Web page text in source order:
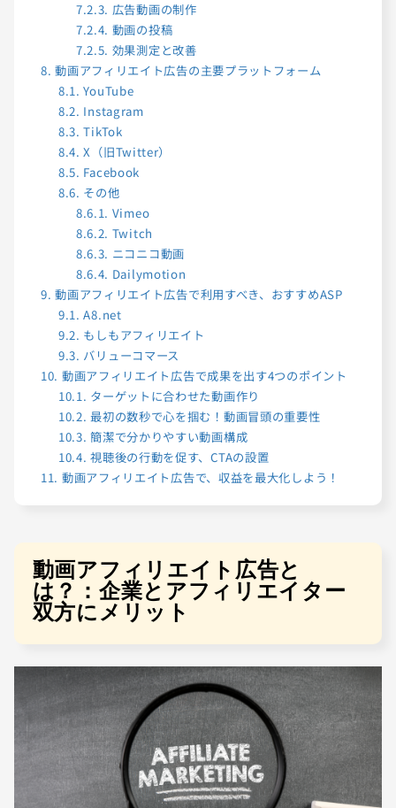
7.2.3. 広告動画の制作
7.2.4. 動画の投稿
7.2.5. 効果測定と改善
8. 動画アフィリエイト広告の主要プラットフォーム
8.1. YouTube
8.2. Instagram
8.3. TikTok
8.4. X（旧Twitter）
8.5. Facebook
8.6. その他
8.6.1. Vimeo
8.6.2. Twitch
8.6.3. ニコニコ動画
8.6.4. Dailymotion
9. 動画アフィリエイト広告で利用すべき、おすすめASP
9.1. A8.net
9.2. もしもアフィリエイト
9.3. バリューコマース
10. 動画アフィリエイト広告で成果を出す4つのポイント
10.1. ターゲットに合わせた動画作り
10.2. 最初の数秒で心を掴む！動画冒頭の重要性
10.3. 簡潔で分かりやすい動画構成
10.4. 視聴後の行動を促す、CTAの設置
11. 動画アフィリエイト広告で、収益を最大化しよう！
動画アフィリエイト広告と
は？：企業とアフィリエイター
双方にメリット